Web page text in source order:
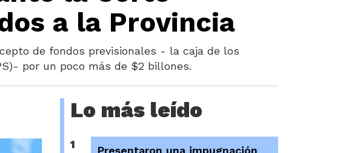
a la Provincia
de fondos previsionales - la caja de los
por un poco más de $2 billones.
Lo más leído
1
Presentaron una impugnación